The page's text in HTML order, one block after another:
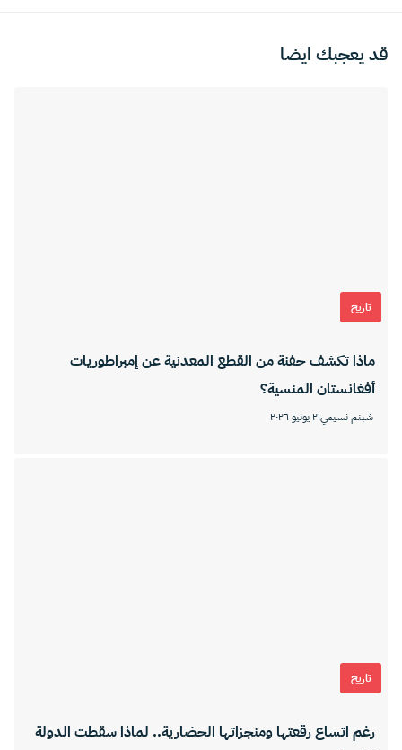
قد يعجبك ايضا
تاريخ
ماذا تكشف حفنة من القطع المعدنية عن إمبراطوريات
أفغانستان المنسية؟
شبنم نسيمي٢١ يونيو ٢٠٢٦
تاريخ
رغم اتساع رقعتها ومنجزاتها الحضارية.. لماذا سقطت الدولة